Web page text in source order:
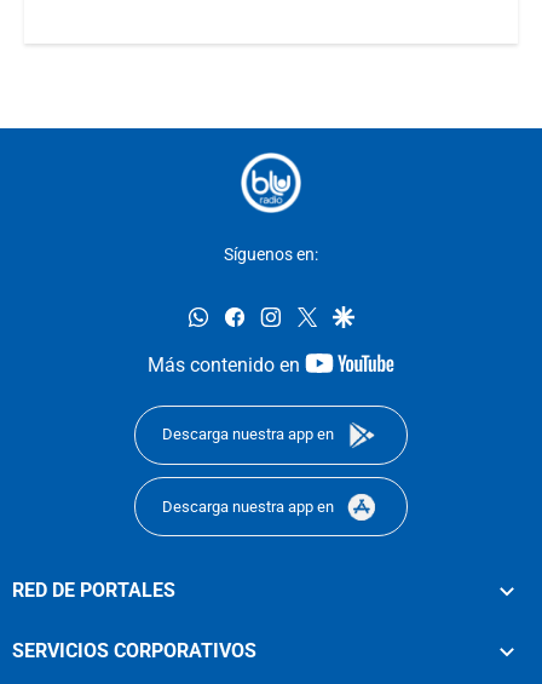
Síguenos en:
whatsappfacebookinstagram
twittergoogle
Más contenido en
youtube-
Descarga nuestra app en
Descarga nuestra app en
RED DE PORTALES
SERVICIOS CORPORATIVOS